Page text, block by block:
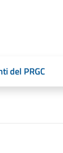
del PRGC